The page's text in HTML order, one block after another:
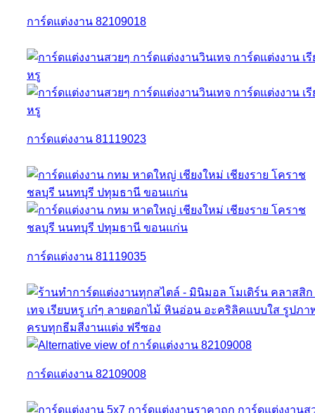
การ์ดแต่งงาน 82109018
การ์ดแต่งงาน 81119023
การ์ดแต่งงาน 81119035
การ์ดแต่งงาน 82109008